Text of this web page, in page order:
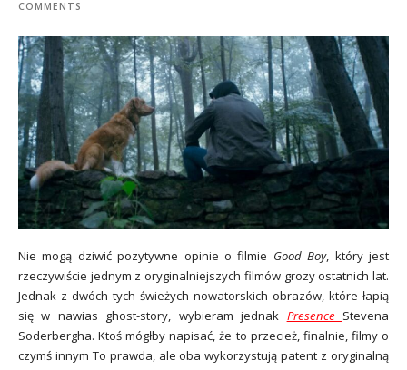
COMMENTS
Nie mogą dziwić pozytywne opinie o filmie Good Boy, który jest
rzeczywiście jednym z oryginalniejszych filmów grozy ostatnich lat.
Jednak z dwóch tych świeżych nowatorskich obrazów, które łapią
się w nawias ghost-story, wybieram jednak Presence Stevena
Soderbergha. Ktoś mógłby napisać, że to przecież, finalnie, filmy o
czymś innym To prawda, ale oba wykorzystują patent z oryginalną